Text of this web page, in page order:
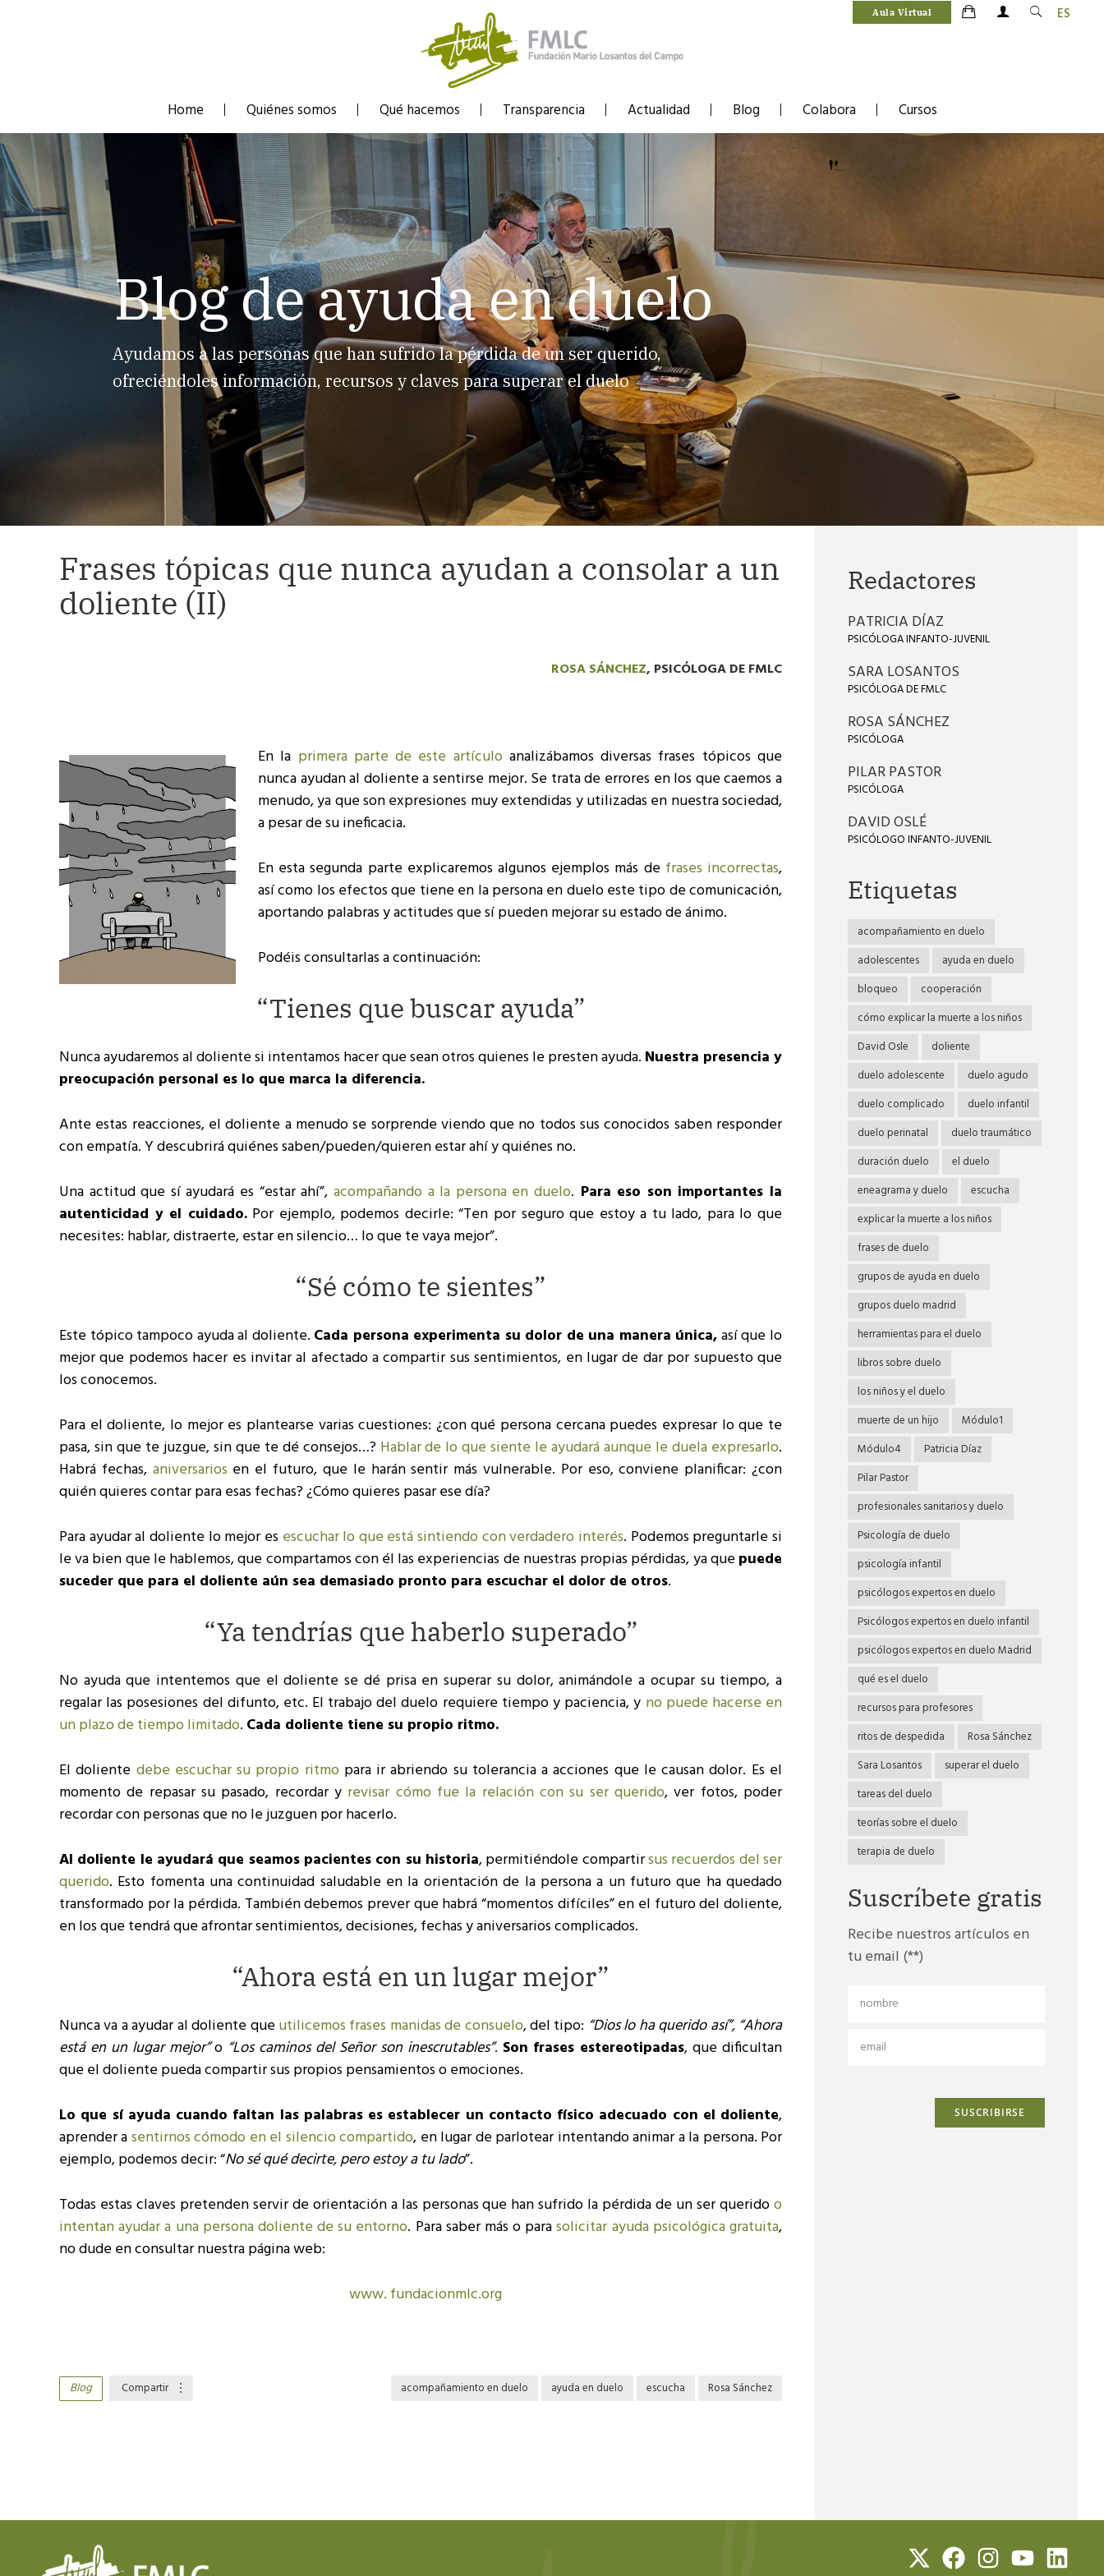
ES
Aula Virtual
Home Quiénes somos Qué hacemos Transparencia Actualidad Blog Colabora Cursos
Ayudamos a las personas que han sufrido la pérdida de un ser querido,
ofreciéndoles información, recursos y claves para superar el duelo
Blog de ayuda en duelo
Frases tópicas que nunca ayudan a consolar a un
doliente (II)
ROSA SÁNCHEZ, PSICÓLOGA DE FMLC
En la primera parte de este artículoanalizábamos diversas frases tópicos que
nunca ayudan al doliente a sentirse mejor. Se trata de errores en los que caemos a
menudo, ya que son expresiones muy extendidas y utilizadas en nuestra sociedad,
a pesar de su ineficacia.
En esta segunda parte explicaremos algunos ejemplos más de frases incorrectas,
así como los efectos que tiene en la persona en duelo este tipo de comunicación,
aportando palabras y actitudes que sí pueden mejorar su estado de ánimo.
Podéis consultarlas a continuación:
“Tienes que buscar ayuda”
Nunca ayudaremos al doliente si intentamos hacer que sean otros quienes le presten ayuda. Nuestra presencia y
preocupación personal es lo que marca la diferencia.
Ante estas reacciones, el doliente a menudo se sorprende viendo que no todos sus conocidos saben responder
con empatía. Y descubrirá quiénes saben/pueden/quieren estar ahí y quiénes no.
Una actitud que sí ayudará es “estar ahí”, acompañando a la persona en duelo. Para eso son importantes la
autenticidad y el cuidado.Por ejemplo, podemos decirle: “Ten por seguro que estoy a tu lado, para lo que
necesites: hablar, distraerte, estar en silencio… lo que te vaya mejor”.
“Sé cómo te sientes”
Este tópico tampoco ayuda al doliente. Cada persona experimenta su dolor de una manera única,así que lo
mejor que podemos hacer es invitar al afectado a compartir sus sentimientos, en lugar de dar por supuesto que
los conocemos.
Para el doliente, lo mejor es plantearse varias cuestiones: ¿con qué persona cercana puedes expresar lo que te
pasa, sin que te juzgue, sin que te dé consejos…? Hablar de lo que siente le ayudará aunque le duela expresarlo.
Habrá fechas,aniversarios en el futuro, que le harán sentir más vulnerable. Por eso, conviene planificar: ¿con
quién quieres contar para esas fechas? ¿Cómo quieres pasar ese día?
Para ayudar al doliente lo mejor es escuchar lo que está sintiendo con verdadero interés. Podemos preguntarle si
le va bien que le hablemos, que compartamos con él las experiencias de nuestras propias pérdidas, ya quepuede
suceder que para el doliente aún sea demasiado pronto para escuchar el dolor de otros.
“Ya tendrías que haberlo superado”
No ayuda que intentemos que el doliente se dé prisa en superar su dolor, animándole a ocupar su tiempo, a
regalar las posesiones del difunto, etc. El trabajo del duelo requiere tiempo y paciencia, y no puede hacerse en
un plazo de tiempo limitado. Cada doliente tiene su propio ritmo.
El doliente debe escuchar su propio ritmopara ir abriendo su tolerancia a acciones que le causan dolor. Es el
momento de repasar su pasado, recordar y revisar cómo fue la relación con su ser querido, ver fotos, poder
recordar con personas que no le juzguen por hacerlo.
Al doliente le ayudará que seamos pacientes con su historia, permitiéndole compartirsus recuerdos del ser
querido. Esto fomenta una continuidad saludable en la orientación de la persona a un futuro que ha quedado
transformado por la pérdida. También debemos prever que habrá “momentos difíciles” en el futuro del doliente,
en los que tendrá que afrontar sentimientos, decisiones, fechas y aniversarios complicados.
“Ahora está en un lugar mejor”
Nunca va a ayudar al doliente queutilicemos frases manidas de consuelo, del tipo: “Dios lo ha querido así”, “Ahora
está en un lugar mejor”o “Los caminos del Señor son inescrutables”. Son frases estereotipadas, que dificultan
que el doliente pueda compartir sus propios pensamientos o emociones.
Lo que sí ayuda cuando faltan las palabras es establecer un contacto físico adecuado con el doliente,
aprender asentirnos cómodo en el silencio compartido, en lugar de parlotear intentando animar a la persona. Por
ejemplo, podemos decir: “No sé qué decirte, pero estoy a tu lado”.
Todas estas claves pretenden servir de orientación a las personas que han sufrido la pérdida de un ser queridoo
intentan ayudar a una persona doliente de su entorno. Para saber más o parasolicitar ayuda psicológica gratuita,
no dude en consultar nuestra página web:
www. fundacionmlc.org
Blog Compartir acompañamiento en duelo ayuda en duelo escucha Rosa Sánchez
Redactores
PATRICIA DÍAZ
PSICÓLOGA INFANTO-JUVENIL
SARA LOSANTOS
PSICÓLOGA DE FMLC
ROSA SÁNCHEZ
PSICÓLOGA
PILAR PASTOR
PSICÓLOGA
DAVID OSLÉ
PSICÓLOGO INFANTO-JUVENIL
Etiquetas
acompañamiento en duelo
adolescentes
ayuda en duelo
bloqueo
cooperación
cómo explicar la muerte a los niños
David Osle
doliente
duelo adolescente
duelo agudo
duelo complicado
duelo infantil
duelo perinatal
duelo traumático
duración duelo
el duelo
eneagrama y duelo
escucha
explicar la muerte a los niños
frases de duelo
grupos de ayuda en duelo
grupos duelo madrid
herramientas para el duelo
libros sobre duelo
los niños y el duelo
muerte de un hijo
Módulo1
Módulo4
Patricia Díaz
Pilar Pastor
profesionales sanitarios y duelo
Psicología de duelo
psicología infantil
psicólogos expertos en duelo
Psicólogos expertos en duelo infantil
psicólogos expertos en duelo Madrid
qué es el duelo
recursos para profesores
ritos de despedida
Rosa Sánchez
Sara Losantos
superar el duelo
tareas del duelo
teorías sobre el duelo
terapia de duelo
Suscríbete gratis
Recibe nuestros artículos en
tu email (**)